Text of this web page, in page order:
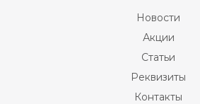
Новости
Акции
Статьи
Реквизиты
Контакты